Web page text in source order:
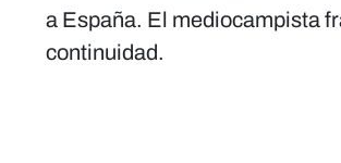
a España. El mediocampista
continuidad.